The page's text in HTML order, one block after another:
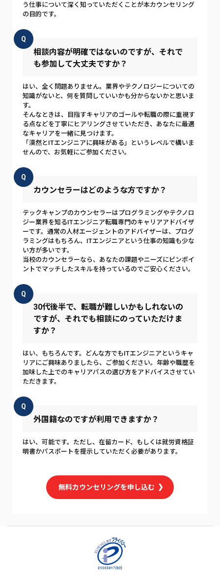
う仕事について深く知っていただくことが本カウンセリング
の目的です。
Q
相談内容が明確ではないのですが、それで
も参加して大丈夫ですか？
はい、全く問題ありません。業界やテクノロジーについての
知識がないと、何を質問していいかも分からないかと思いま
す。
そんなときは、目指すキャリアのゴールや転職の際に重視す
る点などを丁寧にヒアリングさせていただき、あなたに最適
なキャリアを一緒に見つけます。
「漠然とITエンジニアに興味がある」というレベルで構いま
せんので、お気軽にご参加ください。
Q
カウンセラーはどのような方ですか？
テックキャンプのカウンセラーはプログラミングやテクノロ
ジー業界を知るITエンジニア転職専門のキャリアアドバイザ
ーです。通常の人材エージェントのアドバイザーは、プログ
ラミングはもちろん、ITエンジニアという仕事の知識も少な
い方が多いです。
当校のカウンセラーなら、あなたの課題やニーズにピンポイ
ントでマッチしたスキルを持っているのでご安心ください。
Q
30代後半で、転職が難しいかもしれないの
ですが、それでも相談にのっていただけま
すか？
はい、もちろんです。どんな方でもITエンジニアというキャ
リアにご興味ありましたら、ご参加ください。年齢や職歴を
加味した上でのキャリアパスの選び方をアドバイスさせてい
ただきます。
Q
外国籍なのですが利用できますか？
はい、可能です。ただし、在留カード、もしくは就労資格証
明書かパスポートを提示していただく必要があります。
無料カウンセリングを申し込む